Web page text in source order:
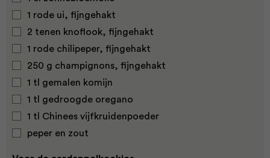
1 rode ui, fijngehakt
2 tenen knoflook, fijngehakt
1 rode chilipeper, fijngehakt
250 g champignons, fijngehakt
1 tl gemalen komijn
1 tl gedroogde oregano
1 tl Chinees vijfkruidenpoeder
peper en zout